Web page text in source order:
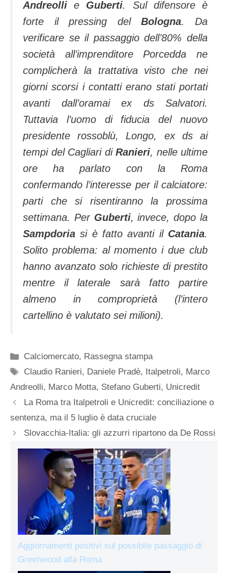
Andreolli e Guberti. Sul difensore è
forte il pressing delBologna. Da
verificare se il passaggio dell’80% della
società all’imprenditore Porcedda ne
complicherà la trattativa visto che nei
giorni scorsi i contatti erano stati portati
avanti dall’oramai ex ds Salvatori.
Tuttavia l’uomo di fiducia del nuovo
presidente rossoblù, Longo, ex ds ai
tempi del Cagliari di Ranieri, nelle ultime
ore ha parlato con la Roma
confermando l’interesse per il calciatore:
parti che si risentiranno la prossima
settimana. Per Guberti, invece, dopo la
Sampdoria si è fatto avanti il Catania.
Solito problema: al momento i due club
hanno avanzato solo richieste di prestito
mentre il laterale sarà fatto partire
almeno in comproprietà (l’intero
cartellino è valutato sei milioni).
Categorie
Calciomercato, Rassegna stampa
Tag
Claudio Ranieri, Daniele Pradè, Italpetroli, Marco
Andreolli, Marco Motta, Stefano Guberti, Unicredit
La Roma tra Italpetroli e Unicredit: conciliazione o
sentenza, ma il 5 luglio è data cruciale
Slovacchia-Italia: gli azzurri ripartono da De Rossi
Aggiornamenti positivi sul possibile passaggio di
Greenwood alla Roma